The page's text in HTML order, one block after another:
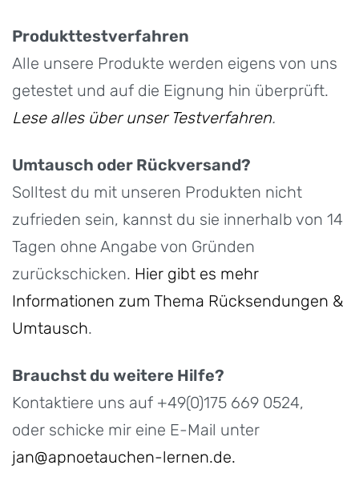
Produkttestverfahren
Alle unsere Produkte werden eigens von uns
getestet und auf die Eignung hin überprüft.
Lese alles über unser Testverfahren.
Umtausch oder Rückversand?
Solltest du mit unseren Produkten nicht
zufrieden sein, kannst du sie innerhalb von 14
Tagen ohne Angabe von Gründen
zurückschicken. Hier gibt es mehr
Informationen zum Thema Rücksendungen &
Umtausch.
Brauchst du weitere Hilfe?
Kontaktiere uns auf +49(0)175 669 0524,
oder schicke mir eine E-Mail unter
jan@apnoetauchen-lernen.de.